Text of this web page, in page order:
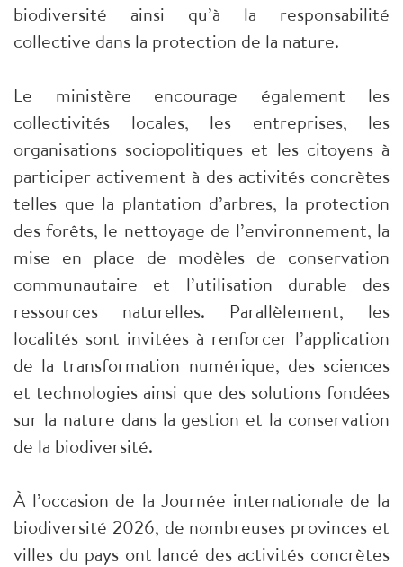
biodiversité ainsi qu’à la responsabilité
collective dans la protection de la nature.
Le ministère encourage également les
collectivités locales, les entreprises, les
organisations sociopolitiques et les citoyens à
participer activement à des activités concrètes
telles que la plantation d’arbres, la protection
des forêts, le nettoyage de l’environnement, la
mise en place de modèles de conservation
communautaire et l’utilisation durable des
ressources naturelles. Parallèlement, les
localités sont invitées à renforcer l’application
de la transformation numérique, des sciences
et technologies ainsi que des solutions fondées
sur la nature dans la gestion et la conservation
de la biodiversité.
À l’occasion de la Journée internationale de la
biodiversité 2026, de nombreuses provinces et
villes du pays ont lancé des activités concrètes